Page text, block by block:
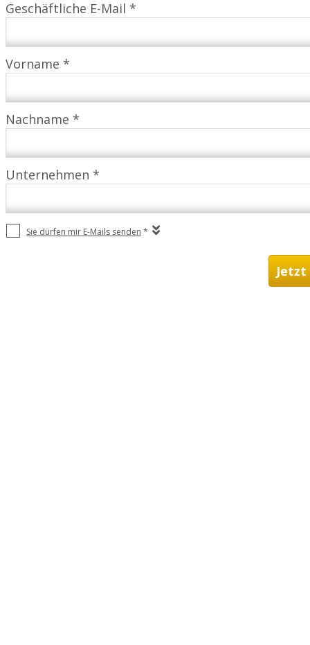
Geschäftliche E-Mail *
Vorname *
Nachname *
Unternehmen *
Sie dürfen mir E-Mails senden *